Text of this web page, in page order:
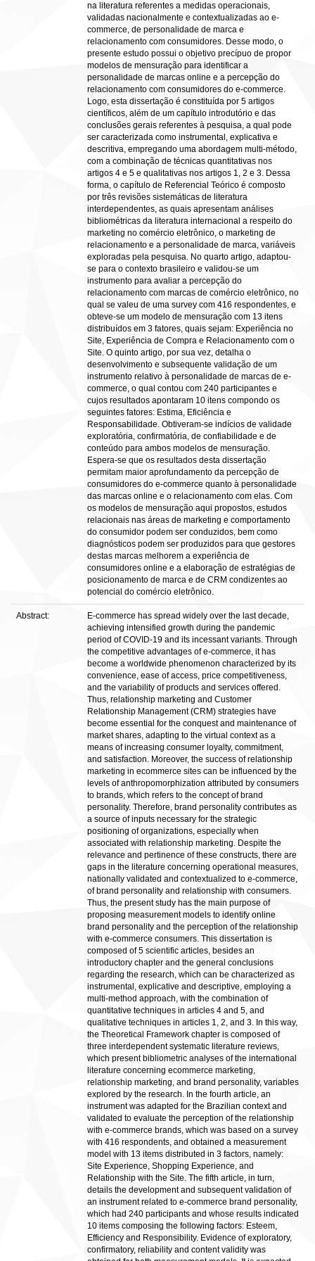
na literatura referentes a medidas operacionais,
validadas nacionalmente e contextualizadas ao e-
commerce, de personalidade de marca e
relacionamento com consumidores. Desse modo, o
presente estudo possui o objetivo precípuo de propor
modelos de mensuração para identificar a
personalidade de marcas online e a percepção do
relacionamento com consumidores do e-commerce.
Logo, esta dissertação é constituída por 5 artigos
científicos, além de um capítulo introdutório e das
conclusões gerais referentes à pesquisa, a qual pode
ser caracterizada como instrumental, explicativa e
descritiva, empregando uma abordagem multi-método,
com a combinação de técnicas quantitativas nos
artigos 4 e 5 e qualitativas nos artigos 1, 2 e 3. Dessa
forma, o capítulo de Referencial Teórico é composto
por três revisões sistemáticas de literatura
interdependentes, as quais apresentam análises
bibliométricas da literatura internacional a respeito do
marketing no comércio eletrônico, o marketing de
relacionamento e a personalidade de marca, variáveis
exploradas pela pesquisa. No quarto artigo, adaptou-
se para o contexto brasileiro e validou-se um
instrumento para avaliar a percepção do
relacionamento com marcas de comércio eletrônico, no
qual se valeu de uma survey com 416 respondentes, e
obteve-se um modelo de mensuração com 13 itens
distribuídos em 3 fatores, quais sejam: Experiência no
Site, Experiência de Compra e Relacionamento com o
Site. O quinto artigo, por sua vez, detalha o
desenvolvimento e subsequente validação de um
instrumento relativo à personalidade de marcas de e-
commerce, o qual contou com 240 participantes e
cujos resultados apontaram 10 itens compondo os
seguintes fatores: Estima, Eficiência e
Responsabilidade. Obtiveram-se indícios de validade
exploratória, confirmatória, de confiabilidade e de
conteúdo para ambos modelos de mensuração.
Espera-se que os resultados desta dissertação
permitam maior aprofundamento da percepção de
consumidores do e-commerce quanto à personalidade
das marcas online e o relacionamento com elas. Com
os modelos de mensuração aqui propostos, estudos
relacionais nas áreas de marketing e comportamento
do consumidor podem ser conduzidos, bem como
diagnósticos podem ser produzidos para que gestores
destas marcas melhorem a experiência de
consumidores online e a elaboração de estratégias de
posicionamento de marca e de CRM condizentes ao
potencial do comércio eletrônico.
Abstract:
E-commerce has spread widely over the last decade,
achieving intensified growth during the pandemic
period of COVID-19 and its incessant variants. Through
the competitive advantages of e-commerce, it has
become a worldwide phenomenon characterized by its
convenience, ease of access, price competitiveness,
and the variability of products and services offered.
Thus, relationship marketing and Customer
Relationship Management (CRM) strategies have
become essential for the conquest and maintenance of
market shares, adapting to the virtual context as a
means of increasing consumer loyalty, commitment,
and satisfaction. Moreover, the success of relationship
marketing in ecommerce sites can be influenced by the
levels of anthropomorphization attributed by consumers
to brands, which refers to the concept of brand
personality. Therefore, brand personality contributes as
a source of inputs necessary for the strategic
positioning of organizations, especially when
associated with relationship marketing. Despite the
relevance and pertinence of these constructs, there are
gaps in the literature concerning operational measures,
nationally validated and contextualized to e-commerce,
of brand personality and relationship with consumers.
Thus, the present study has the main purpose of
proposing measurement models to identify online
brand personality and the perception of the relationship
with e-commerce consumers. This dissertation is
composed of 5 scientific articles, besides an
introductory chapter and the general conclusions
regarding the research, which can be characterized as
instrumental, explicative and descriptive, employing a
multi-method approach, with the combination of
quantitative techniques in articles 4 and 5, and
qualitative techniques in articles 1, 2, and 3. In this way,
the Theoretical Framework chapter is composed of
three interdependent systematic literature reviews,
which present bibliometric analyses of the international
literature concerning ecommerce marketing,
relationship marketing, and brand personality, variables
explored by the research. In the fourth article, an
instrument was adapted for the Brazilian context and
validated to evaluate the perception of the relationship
with e-commerce brands, which was based on a survey
with 416 respondents, and obtained a measurement
model with 13 items distributed in 3 factors, namely:
Site Experience, Shopping Experience, and
Relationship with the Site. The fifth article, in turn,
details the development and subsequent validation of
an instrument related to e-commerce brand personality,
which had 240 participants and whose results indicated
10 items composing the following factors: Esteem,
Efficiency and Responsibility. Evidence of exploratory,
confirmatory, reliability and content validity was